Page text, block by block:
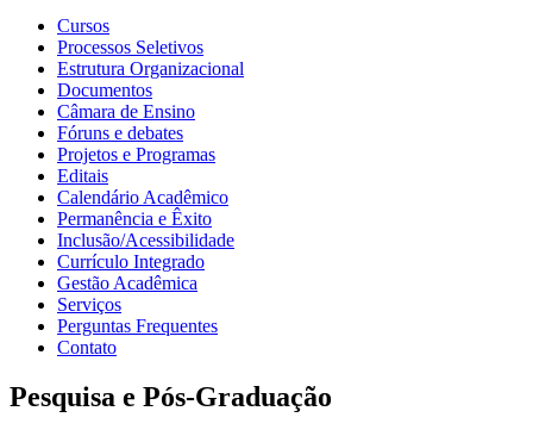
Cursos
Processos Seletivos
Estrutura Organizacional
Documentos
Câmara de Ensino
Fóruns e debates
Projetos e Programas
Editais
Calendário Acadêmico
Permanência e Êxito
Inclusão/Acessibilidade
Currículo Integrado
Gestão Acadêmica
Serviços
Perguntas Frequentes
Contato
Pesquisa e Pós-Graduação